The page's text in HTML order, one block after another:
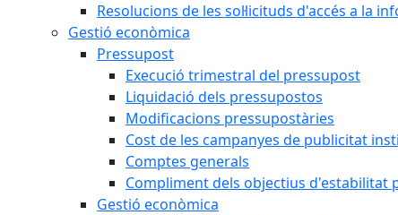
Resolucions de les sol·licituds d'accés a la
Gestió econòmica
Pressupost
Execució trimestral del pressupost
Liquidació dels pressupostos
Modificacions pressupostàries
Cost de les campanyes de publicitat
Comptes generals
Compliment dels objectius d'estabilitat
Gestió econòmica